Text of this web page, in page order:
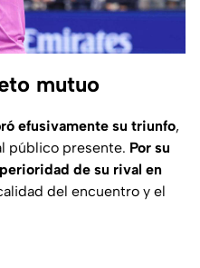
mutuo
efusivamente su triunfo,
público presente. Por su
de su rival en
del encuentro y el